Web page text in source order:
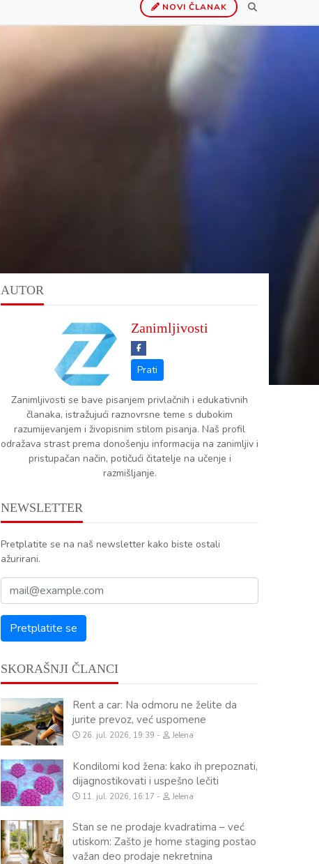
NOVI ČLANAK
AUTOR
Zanimljivosti
Zanimljivosti se bave pisanjem privlačnih i edukativnih
članaka, istražujući raznovrsne teme s dubokim
razumijevanjem i živopisnim stilom pisanja. Naš profil
odražava strast prema donošenju informacija na zanimljiv i
pristupačan način, potičući čitatelje na učenje i
razmišljanje.
NEWSLETTER
Pretplatite se na naš newsletter kako biste ostali
ažurirani.
SKORAŠNJI ČLANCI
Rent a car: Na odmoru ne želite da
jurite prevoz, već uspomene
26. jul. 2026, 19:39 Jelena
Kondilomi kod žena: kako ih prepoznati,
dijagnostikovati i uspešno lečiti
11. jul. 2026, 16:17 Jelena
Stan se ne prodaje kvadratima – već
utiskom: Zašto je home staging postao
važan deo prodaje nekretnina